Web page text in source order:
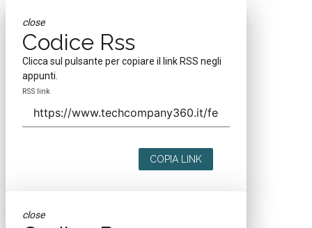
close
Codice Rss
Clicca sul pulsante per copiare il link RSS negli
appunti.
RSS link
COPIA LINK
close